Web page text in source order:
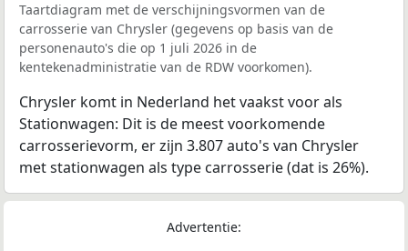
Taartdiagram met de verschijningsvormen van de
carrosserie van Chrysler (gegevens op basis van de
personenauto's die op 1 juli 2026 in de
kentekenadministratie van de RDW voorkomen).
Chrysler komt in Nederland het vaakst voor als
Stationwagen: Dit is de meest voorkomende
carrosserievorm, er zijn 3.807 auto's van Chrysler
met stationwagen als type carrosserie (dat is 26%).
Advertentie: